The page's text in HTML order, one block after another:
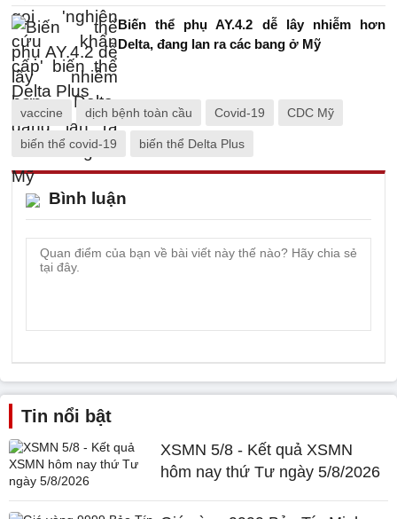
Biến thể phụ AY.4.2 dễ lây nhiễm hơn
Delta, đang lan ra các bang ở Mỹ
vaccine dịch bệnh toàn cầu Covid-19 CDC Mỹ
biến thể covid-19 biến thể Delta Plus
Bình luận
Tin nổi bật
XSMN 5/8 - Kết quả XSMN
hôm nay thứ Tư ngày 5/8/2026